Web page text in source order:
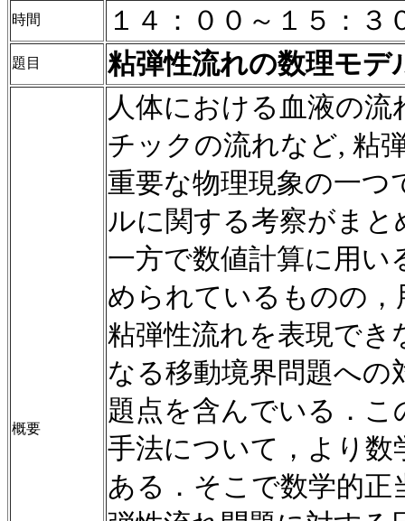
時間 １４：００～１５：３
題目 粘弾性流れの数理モデ
概要
人体における血液の
チックの流れなど, 粘
重要な物理現象の一つ
ルに関する考察がま
一方で数値計算に用い
められているものの
粘弾性流れを表現でき
なる移動境界問題への
題点を含んでいる．
手法について，より数
ある．そこで数学的